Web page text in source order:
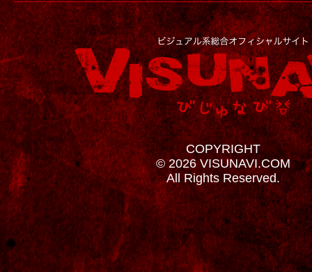
COPYRIGHT
© 2026 VISUNAVI.COM
All Rights Reserved.